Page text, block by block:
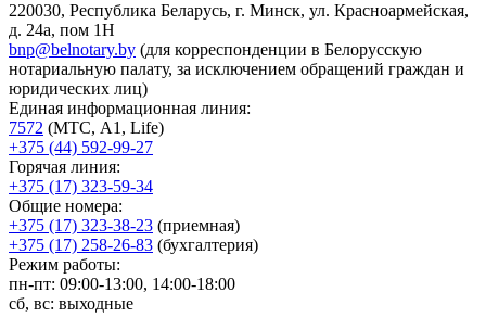
220030, Республика Беларусь, г. Минск, ул. Красноармейская,
д. 24а, пом 1Н
bnp@belnotary.by (для корреспонденции в Белорусскую
нотариальную палату, за исключением обращений граждан и
юридических лиц)
Единая информационная линия:
7572 (МТС, A1, Life)
+375 (44) 592-99-27
Горячая линия:
+375 (17) 323-59-34
Общие номера:
+375 (17) 323-38-23 (приемная)
+375 (17) 258-26-83 (бухгалтерия)
Режим работы:
пн-пт: 09:00-13:00, 14:00-18:00
сб, вс: выходные